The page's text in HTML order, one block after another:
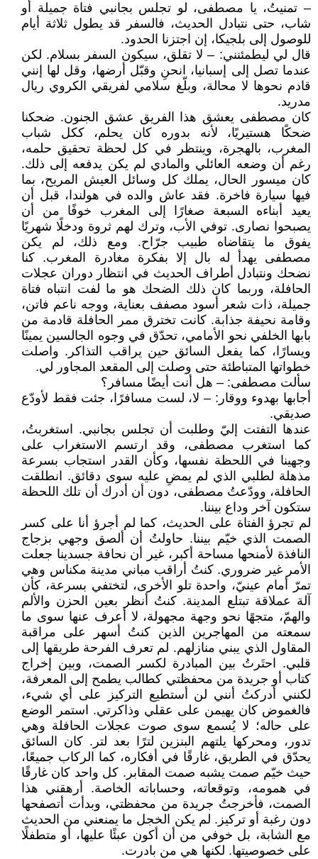
– تمنيتُ، يا مصطفى، لو تجلس بجانبي فتاة جميلة أو
شاب، حتى نتبادل الحديث، فالسفر قد يطول ثلاثة أيام
للوصول إلى بلجيكا، إن اجتزنا الحدود.
قال لي ليطمئنني: – لا تقلق، سيكون السفر بسلام. لكن
عندما تصل إلى إسبانيا، انحنِ وقبّل أرضها، وقل لها إنني
قادم نحوها لا محالة، وبلّغ سلامي لفريقي الكروي ريال
مدريد.
كان مصطفى يعشق هذا الفريق عشق الجنون. ضحكنا
ضحكًا هستيريًا، لأنه بدوره كان يحلم، ككل شباب
المغرب، بالهجرة، وينتظر في كل لحظة تحقيق حلمه،
رغم أن وضعه العائلي والمادي لم يكن يدفعه إلى ذلك.
كان ميسور الحال، يملك كل وسائل العيش المريح، بما
فيها سيارة فاخرة. فقد عاش والده في هولندا، قبل أن
يعيد أبناءه السبعة صغارًا إلى المغرب خوفًا من أن
يصبحوا نصارى. توفي الأب، وترك لهم ثروة ودخلًا شهريًا
يفوق ما يتقاضاه طبيب جرّاح. ومع ذلك، لم يكن
مصطفى يهدأ له بال إلا بفكرة مغادرة المغرب. كنا
نضحك ونتبادل أطراف الحديث في انتظار دوران عجلات
الحافلة، وربما كان ذلك الضحك هو ما لفت انتباه فتاة
جميلة، ذات شعر أسود مصفف بعناية، ووجه ناعم فاتن،
وقامة نحيفة جذابة. كانت تخترق ممر الحافلة قادمة من
بابها الخلفي نحو الأمامي، تحدّق في وجوه الجالسين يمينًا
ويسارًا، كما يفعل السائق حين يراقب التذاكر. واصلت
خطواتها المتباطئة حتى وصلت إلى المقعد المجاور لي.
سألت مصطفى: – هل أنت أيضًا مسافر؟
أجابها بهدوء ووقار: – لا، لست مسافرًا، جئت فقط لأودّع
صديقي.
عندها التفتت إليّ وطلبت أن تجلس بجانبي. استغربتُ،
كما استغرب مصطفى، وقد ارتسم الاستغراب على
وجهينا في اللحظة نفسها، وكأن القدر استجاب بسرعة
مذهلة لطلبي الذي لم يمضِ عليه سوى دقائق. انطلقت
الحافلة، وودّعتُ مصطفى، دون أن أدرك أن تلك اللحظة
ستكون آخر وداع بيننا.
لم تجرؤ الفتاة على الحديث، كما لم أجرؤ أنا على كسر
الصمت الذي خيّم بيننا. حاولتُ أن ألصق وجهي بزجاج
النافذة لأمنحها مساحة أكبر، غير أن نحافة جسدينا جعلت
الأمر غير ضروري. كنتُ أراقب مباني مدينة مكناس وهي
تمرّ أمام عينيّ، واحدة تلو الأخرى، لتختفي بسرعة، كأن
آلة عملاقة تبتلع المدينة. كنتُ أنظر بعين الحزن والألم
والهمّ، متجهًا نحو وجهة مجهولة، لا أعرف عنها سوى ما
سمعته من المهاجرين الذين كنتُ أسهر على مراقبة
المقاول الذي يبني منازلهم. لم تعرف الفرحة طريقها إلى
قلبي. احتَرتُ بين المبادرة لكسر الصمت، وبين إخراج
كتاب أو جريدة من محفظتي كطالب يطمح إلى المعرفة،
لكنني أدركتُ أنني لن أستطيع التركيز على أي شيء،
فالغموض كان يهيمن على عقلي وذاكرتي. استمر الوضع
على حاله؛ لا يُسمع سوى صوت عجلات الحافلة وهي
تدور، ومحركها يلتهم البنزين لترًا بعد لتر. كان السائق
يحدّق في الطريق، غارقًا في أفكاره، كما الركاب جميعًا،
حيث خيّم صمت يشبه صمت المقابر. كل واحد كان غارقًا
في همومه، وتوقعاته، وحساباته الخاصة. أرهقني هذا
الصمت، فأخرجتُ جريدة من محفظتي، وبدأت أتصفحها
دون رغبة أو تركيز. لم يكن الخجل ما يمنعني من الحديث
مع الشابة، بل خوفي من أن أكون عبئًا عليها، أو متطفلًا
على خصوصيتها. لكنها هي من بادرت.